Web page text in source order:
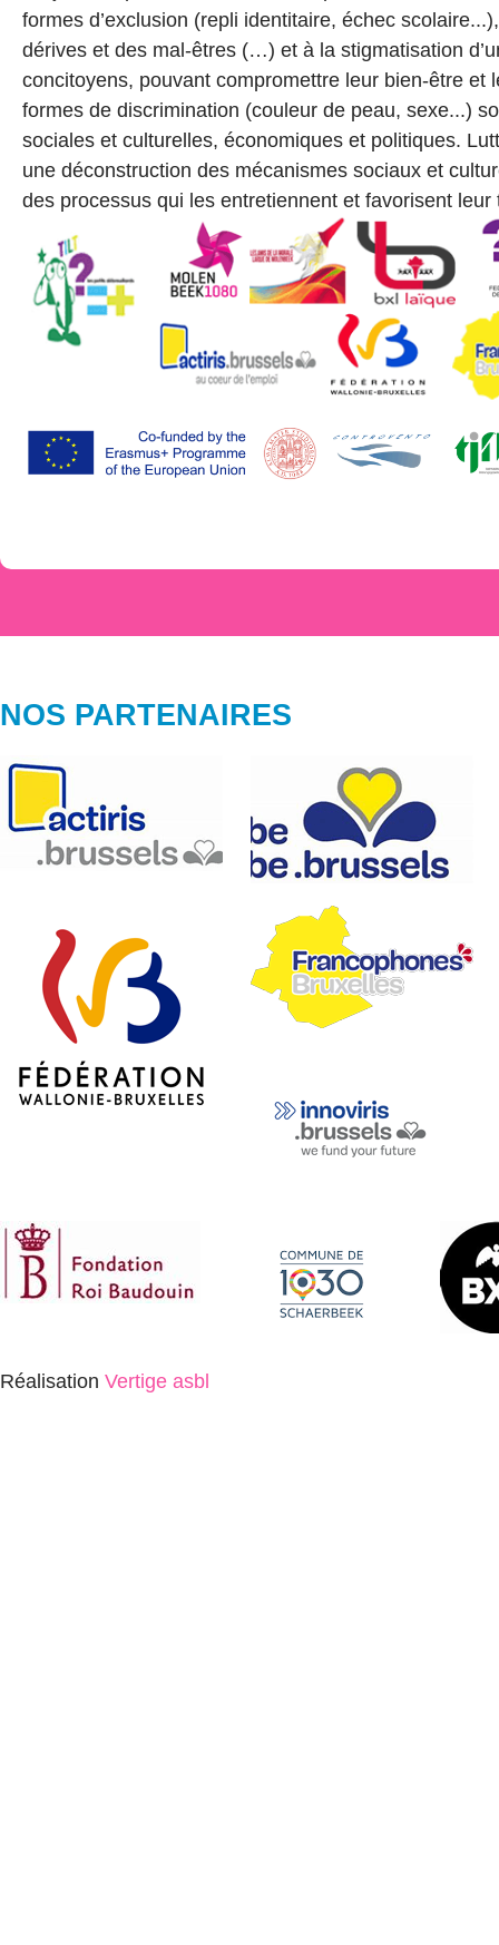
formes d’exclusion (repli identitaire, échec
dérives et des mal-êtres (…) et à la stigmatisation
concitoyens, pouvant compromettre leur bien-être et
formes de discrimination (couleur de peau, sexe...)
sociales et culturelles, économiques et politiques.
une déconstruction des mécanismes sociaux et
des processus qui les entretiennent et favorisent leur
NOS PARTENAIRES
Réalisation Vertige asbl